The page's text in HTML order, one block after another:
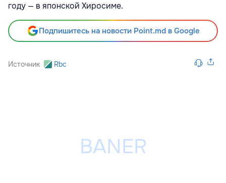
году — в японской Хиросиме.
Подпишитесь на новости Point.md в Google
Источник Rbc